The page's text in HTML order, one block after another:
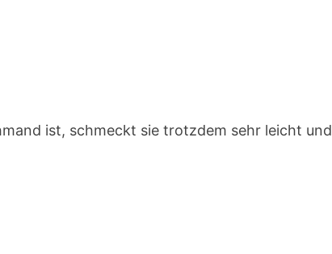
ist, schmeckt sie trotzdem sehr leicht und